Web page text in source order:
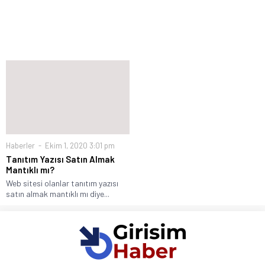
Haberler Ekim 1, 2020 3:01 pm
Tanıtım Yazısı Satın Almak
Mantıklı mı?
Web sitesi olanlar tanıtım yazısı
satın almak mantıklı mı diye...